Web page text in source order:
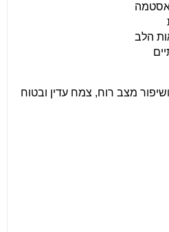
הלב
מצב רוח, צמח עדין ובטוח